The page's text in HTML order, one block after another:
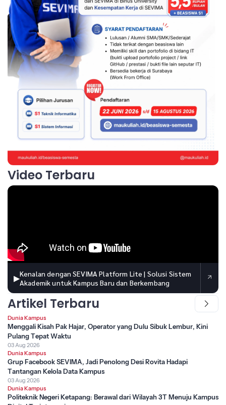
Video Terbaru
▶Kenalan dengan SEVIMA Platform Lite | Solusi Sistem
Akademik untuk Kampus Baru dan Berkembang
Artikel Terbaru
Dunia Kampus
Menggali Kisah Pak Hajar, Operator yang Dulu Sibuk Lembur, Kini
Pulang Tepat Waktu
03 Aug 2026
Dunia Kampus
Grup Facebook SEVIMA, Jadi Penolong Desi Rovita Hadapi
Tantangan Kelola Data Kampus
03 Aug 2026
Dunia Kampus
Politeknik Negeri Ketapang: Berawal dari Wilayah 3T Menuju Kampus